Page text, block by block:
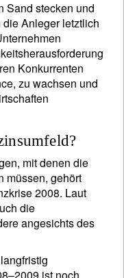
Sand stecken und
Anleger letztlich
Konkurrenten
zu wachsen und
mit denen die
müssen, gehört
2008. Laut
die
angesichts des